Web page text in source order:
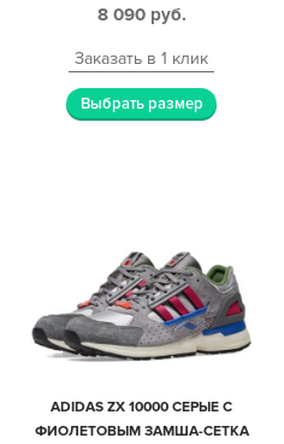
8 090 руб.
Заказать в 1 клик
Выбрать размер
ADIDAS ZX 10000 СЕРЫЕ С
ФИОЛЕТОВЫМ ЗАМША-СЕТКА